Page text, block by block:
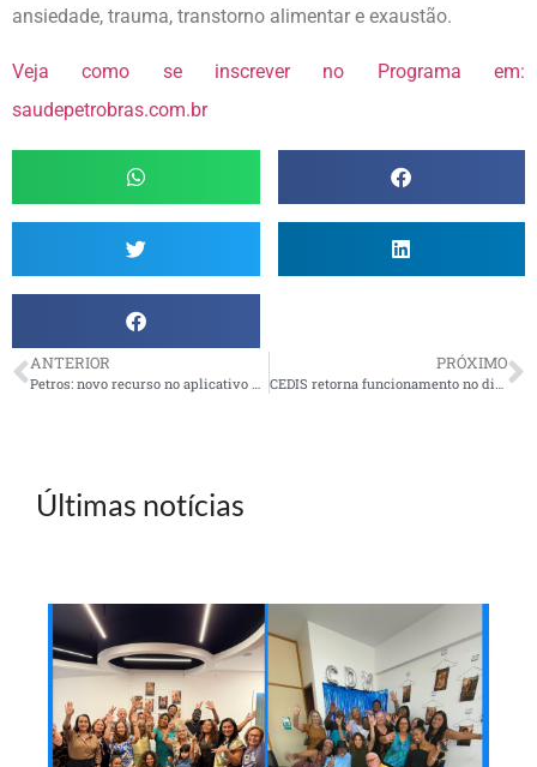
ansiedade, trauma, transtorno alimentar e exaustão.
Veja como se inscrever no Programa em:
saudepetrobras.com.br
ANTERIOR
Petros: novo recurso no aplicativo permite consultar status do pedido de aposentadoria
PRÓXIMO
CEDIS retorna funcionamento no dia 06/01
Últimas notícias